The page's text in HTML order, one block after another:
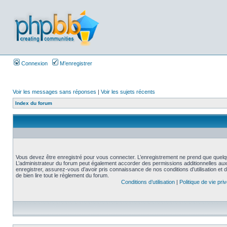
Connexion M’enregistrer
Voir les messages sans réponses | Voir les sujets récents
Index du forum
Vous devez être enregistré pour vous connecter. L’enregistrement ne prend que
L’administrateur du forum peut également accorder des permissions additionnelles
enregistrer, assurez-vous d’avoir pris connaissance de nos conditions d’utilisation et
de bien lire tout le règlement du forum.
Conditions d’utilisation| Politique de vie